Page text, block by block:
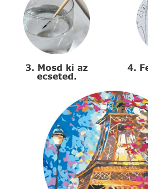
3. Mosd ki az
ecseted.
4.